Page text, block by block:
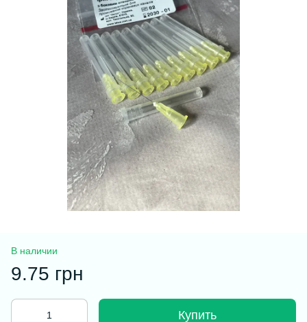
В наличии
9.75 грн
Купить